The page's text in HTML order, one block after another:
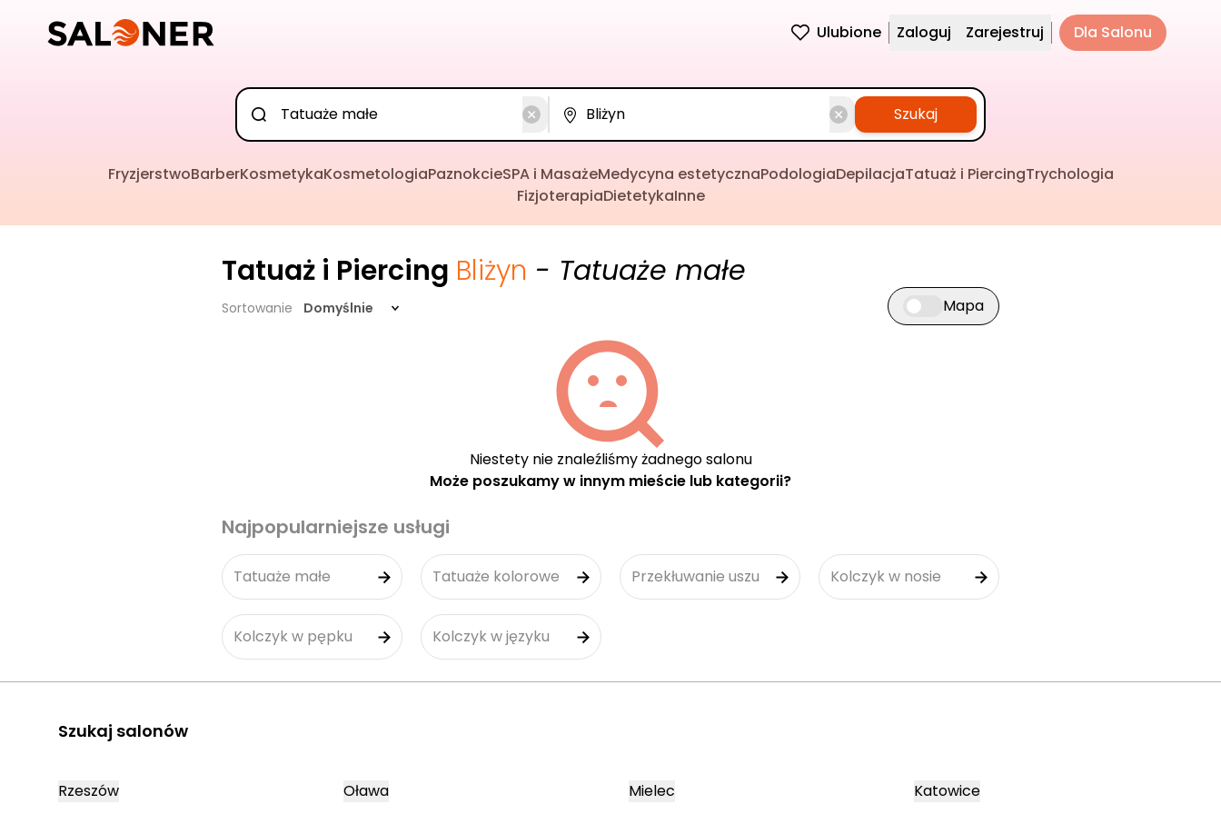
Ulubione Zaloguj Zarejestruj Dla Salonu
Szukaj
FryzjerstwoBarberKosmetykaKosmetologiaPaznokcieSPA i MasażeMedycyna estetycznaPodologiaDepilacjaTatuaż i PiercingTrychologia
FizjoterapiaDietetykaInne
Tatuaż i Piercing Bliżyn - Tatuaże małe
Sortowanie Domyślnie Przełącz widok mapy
Mapa
Niestety nie znaleźliśmy żadnego salonu
Może poszukamy w innym mieście lub kategorii?
Najpopularniejsze usługi
Tatuaże małe Tatuaże kolorowe Przekłuwanie uszu Kolczyk w nosie
Kolczyk w pępku Kolczyk w języku
Szukaj salonów
Rzeszów Oława Mielec Katowice